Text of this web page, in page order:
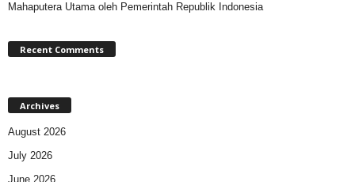
Mahaputera Utama oleh Pemerintah Republik Indonesia
Recent Comments
Archives
August 2026
July 2026
June 2026